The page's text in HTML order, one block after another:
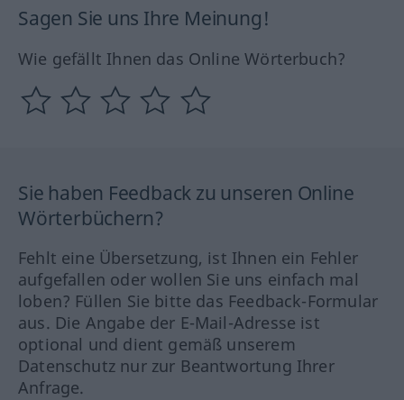
Sagen Sie uns Ihre Meinung!
Wie gefällt Ihnen das Online Wörterbuch?
Sie haben Feedback zu unseren Online
Wörterbüchern?
Fehlt eine Übersetzung, ist Ihnen ein Fehler
aufgefallen oder wollen Sie uns einfach mal
loben? Füllen Sie bitte das Feedback-Formular
aus. Die Angabe der E-Mail-Adresse ist
optional und dient gemäß unserem
Datenschutz nur zur Beantwortung Ihrer
Anfrage.